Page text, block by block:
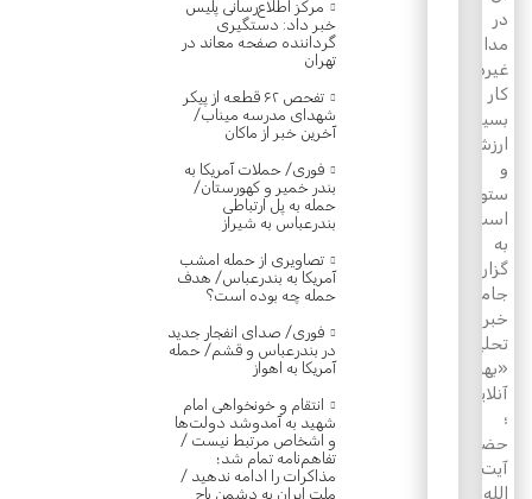
در
مدارس
غیردولتی
کار
بسیار
ارزشمند
و
ستودنی
است.
به
گزارش
جامعه
خبری
تحلیلی
«بهارستان
آنلاین»
؛
حضرت
آیت
الله
مرکز اطلاع‌رسانی پلیس
خبر داد: دستگیری
گرداننده صفحه معاند در
تهران
تفحص ۶۲ قطعه از پیکر
شهدای مدرسه میناب/
آخرین خبر از ماکان
فوری/ حملات آمریکا به
بندر خمیر و کهورستان/
حمله به پل ارتباطی
بندرعباس به شیراز
تصاویری از حمله امشب
آمریکا به بندرعباس/ هدف
حمله چه بوده است؟
فوری/ صدای انفجار جدید
در بندرعباس و قشم/ حمله
آمریکا به اهواز
انتقام و خونخواهی امام
شهید به آمدوشد دولت‌ها
و اشخاص مرتبط نیست /
تفاهم‌نامه تمام شد؛
مذاکرات را ادامه ندهید /
ملت ایران به دشمن باج